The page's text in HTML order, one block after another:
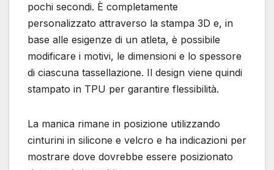
pochi secondi. È completamente
personalizzato attraverso la stampa 3D e, in
base alle esigenze di un atleta, è possibile
modificare i motivi, le dimensioni e lo spessore
di ciascuna tassellazione. Il design viene quindi
stampato in TPU per garantire flessibilità.
La manica rimane in posizione utilizzando
cinturini in silicone e velcro e ha indicazioni per
mostrare dove dovrebbe essere posizionato